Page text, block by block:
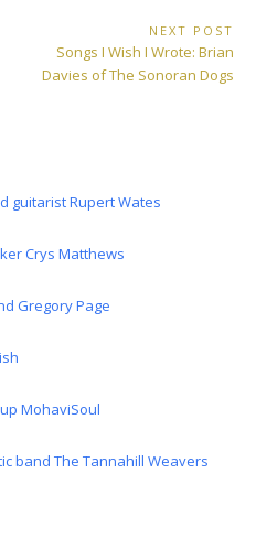
NEXT POST
Next
Post:
Songs I Wish I Wrote: Brian
Davies of The Sonoran Dogs
guitarist Rupert Wates
Crys Matthews
Gregory Page
MohaviSoul
band The Tannahill Weavers